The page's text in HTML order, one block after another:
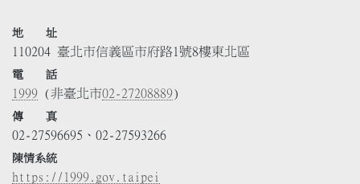
地 址
110204 臺北市信義區市府路1號8樓東北區
電 話
1999 (非臺北市02-27208889)
傳 真
02-27596695、02-27593266
陳情系統
https://1999.gov.taipei